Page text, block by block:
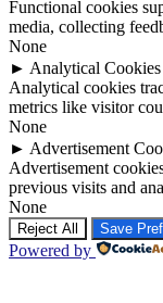
Functional cookies
media, collecting
None
► Analytical Cookies
Analytical cookies
metrics like visitor
None
► Advertisement
Advertisement
previous visits and
None
Reject All Save
Powered by